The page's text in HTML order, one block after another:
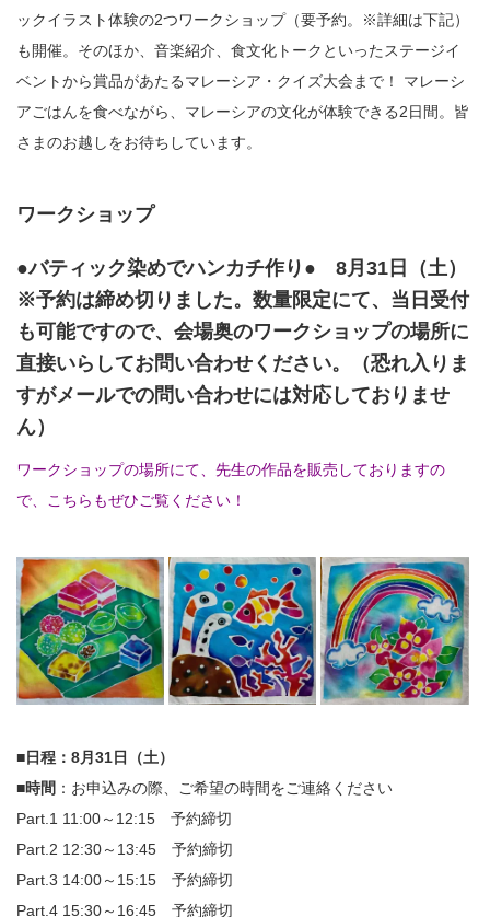
ックイラスト体験の2つワークショップ（要予約。※詳細は下記）
も開催。そのほか、音楽紹介、食文化トークといったステージイ
ベントから賞品があたるマレーシア・クイズ大会まで！ マレーシ
アごはんを食べながら、マレーシアの文化が体験できる2日間。皆
さまのお越しをお待ちしています。
ワークショップ
●バティック染めでハンカチ作り● 8月31日（土）
※予約は締め切りました。数量限定にて、当日受付
も可能ですので、会場奥のワークショップの場所に
直接いらしてお問い合わせください。（恐れ入りま
すがメールでの問い合わせには対応しておりませ
ん）
ワークショップの場所にて、先生の作品を販売しておりますの
で、こちらもぜひご覧ください！
■日程：8月31日（土）
■時間 ：お申込みの際、ご希望の時間をご連絡ください
Part.1 11:00～12:15 予約締切
Part.2 12:30～13:45 予約締切
Part.3 14:00～15:15 予約締切
Part.4 15:30～16:45 予約締切